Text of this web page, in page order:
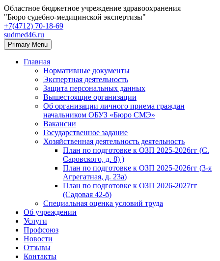
Областное бюджетное учреждение здравоохранения
"Бюро судебно-медицинской экспертизы"
+7(4712) 70‑18‑69
sudmed46.ru
Primary Menu
Главная
Нормативные документы
Экспертная деятельность
Защита персональных данных
Вышестоящие организации
Об организации личного приема граждан
начальником ОБУЗ «Бюро СМЭ»
Вакансии
Государственное задание
Хозяйственная деятельность деятельность
План по подготовке к ОЗП 2025-2026гг (С.
Саровского, д. 8) )
План по подготовке к ОЗП 2025-2026гг (3-я
Агрегатная, д. 23а)
План по подготовке к ОЗП 2026-2027гг
(Садовая 42-б)
Специальная оценка условий труда
Об учреждении
Услуги
Профсоюз
Новости
Отзывы
Контакты